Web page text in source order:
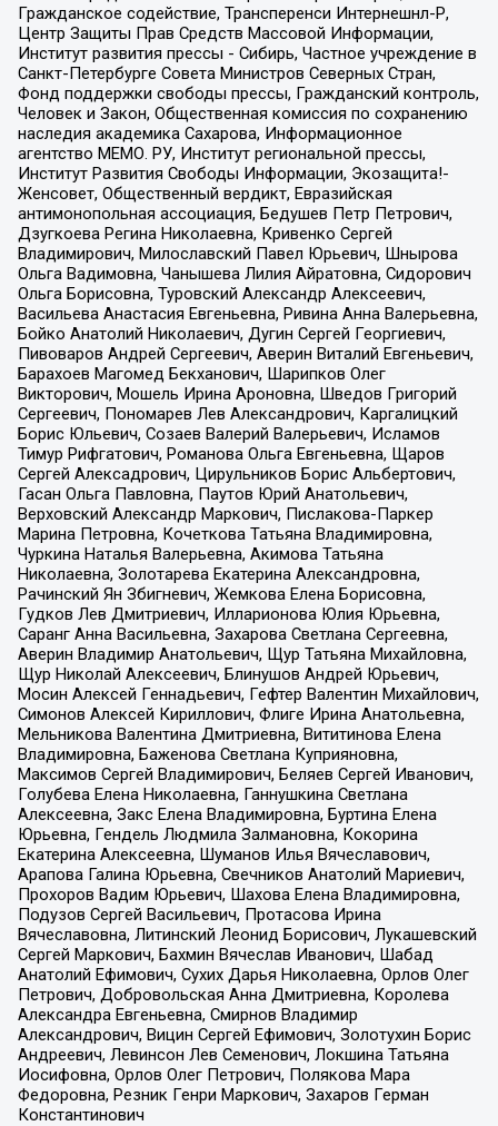
Гражданское содействие, Трансперенси Интернешнл-Р,
Центр Защиты Прав Средств Массовой Информации,
Институт развития прессы - Сибирь, Частное учреждение в
Санкт-Петербурге Совета Министров Северных Стран,
Фонд поддержки свободы прессы, Гражданский контроль,
Человек и Закон, Общественная комиссия по сохранению
наследия академика Сахарова, Информационное
агентство МЕМО. РУ, Институт региональной прессы,
Институт Развития Свободы Информации, Экозащита!-
Женсовет, Общественный вердикт, Евразийская
антимонопольная ассоциация, Бедушев Петр Петрович,
Дзугкоева Регина Николаевна, Кривенко Сергей
Владимирович, Милославский Павел Юрьевич, Шнырова
Ольга Вадимовна, Чанышева Лилия Айратовна, Сидорович
Ольга Борисовна, Туровский Александр Алексеевич,
Васильева Анастасия Евгеньевна, Ривина Анна Валерьевна,
Бойко Анатолий Николаевич, Дугин Сергей Георгиевич,
Пивоваров Андрей Сергеевич, Аверин Виталий Евгеньевич,
Барахоев Магомед Бекханович, Шарипков Олег
Викторович, Мошель Ирина Ароновна, Шведов Григорий
Сергеевич, Пономарев Лев Александрович, Каргалицкий
Борис Юльевич, Созаев Валерий Валерьевич, Исламов
Тимур Рифгатович, Романова Ольга Евгеньевна, Щаров
Сергей Алексадрович, Цирульников Борис Альбертович,
Гасан Ольга Павловна, Паутов Юрий Анатольевич,
Верховский Александр Маркович, Пислакова-Паркер
Марина Петровна, Кочеткова Татьяна Владимировна,
Чуркина Наталья Валерьевна, Акимова Татьяна
Николаевна, Золотарева Екатерина Александровна,
Рачинский Ян Збигневич, Жемкова Елена Борисовна,
Гудков Лев Дмитриевич, Илларионова Юлия Юрьевна,
Саранг Анна Васильевна, Захарова Светлана Сергеевна,
Аверин Владимир Анатольевич, Щур Татьяна Михайловна,
Щур Николай Алексеевич, Блинушов Андрей Юрьевич,
Мосин Алексей Геннадьевич, Гефтер Валентин Михайлович,
Симонов Алексей Кириллович, Флиге Ирина Анатольевна,
Мельникова Валентина Дмитриевна, Вититинова Елена
Владимировна, Баженова Светлана Куприяновна,
Максимов Сергей Владимирович, Беляев Сергей Иванович,
Голубева Елена Николаевна, Ганнушкина Светлана
Алексеевна, Закс Елена Владимировна, Буртина Елена
Юрьевна, Гендель Людмила Залмановна, Кокорина
Екатерина Алексеевна, Шуманов Илья Вячеславович,
Арапова Галина Юрьевна, Свечников Анатолий Мариевич,
Прохоров Вадим Юрьевич, Шахова Елена Владимировна,
Подузов Сергей Васильевич, Протасова Ирина
Вячеславовна, Литинский Леонид Борисович, Лукашевский
Сергей Маркович, Бахмин Вячеслав Иванович, Шабад
Анатолий Ефимович, Сухих Дарья Николаевна, Орлов Олег
Петрович, Добровольская Анна Дмитриевна, Королева
Александра Евгеньевна, Смирнов Владимир
Александрович, Вицин Сергей Ефимович, Золотухин Борис
Андреевич, Левинсон Лев Семенович, Локшина Татьяна
Иосифовна, Орлов Олег Петрович, Полякова Мара
Федоровна, Резник Генри Маркович, Захаров Герман
Константинович